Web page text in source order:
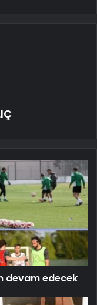
devam edecek